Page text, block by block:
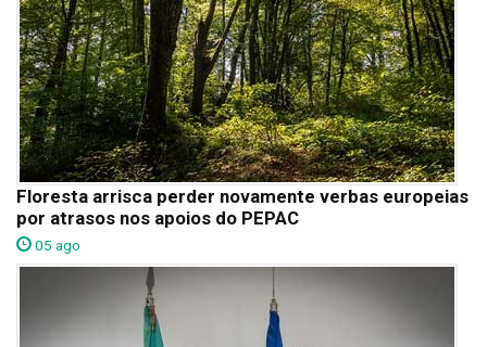
Floresta arrisca perder novamente verbas europeias
por atrasos nos apoios do PEPAC
05 ago